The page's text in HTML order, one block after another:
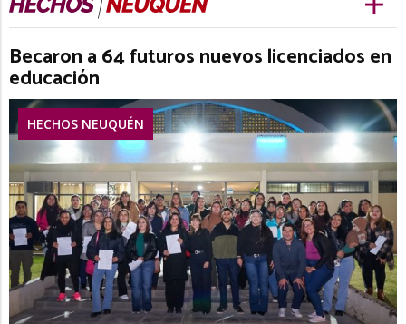
Becaron a 64 futuros nuevos licenciados en
educación
HECHOS NEUQUÉN